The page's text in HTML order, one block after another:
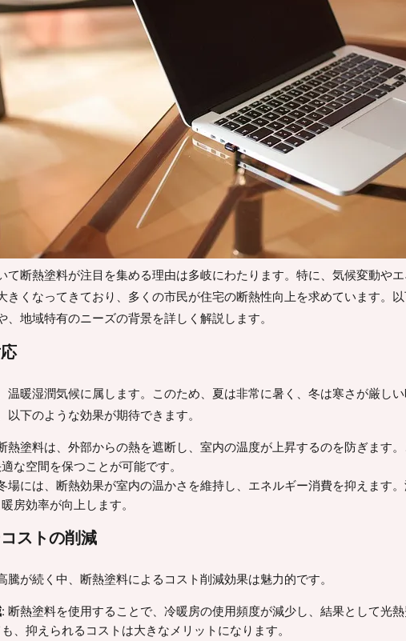
て断熱塗料が注目を集める理由は多岐にわたります。特に、気候変動や
きくなってきており、多くの市民が住宅の断熱性向上を求めています。
、地域特有のニーズの背景を詳しく解説します。
温暖湿潤気候に属します。このため、夏は非常に暑く、冬は寒さが厳し
以下のような効果が期待できます。
熱塗料は、外部からの熱を遮断し、室内の温度が上昇するのを防ぎます
な空間を保つことが可能です。
場には、断熱効果が室内の温かさを維持し、エネルギー消費を抑えます
房効率が向上します。
ストの削減
騰が続く中、断熱塗料によるコスト削減効果は魅力的です。
: 断熱塗料を使用することで、冷暖房の使用頻度が減少し、結果として光熱
、抑えられるコストは大きなメリットになります。